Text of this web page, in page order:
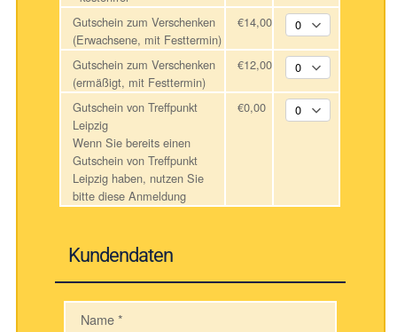
Gutschein zum Verschenken
(Erwachsene, mit Festtermin)
€14,00
Gutschein zum Verschenken
(ermäßigt, mit Festtermin)
€12,00
Gutschein von Treffpunkt
Leipzig
Wenn Sie bereits einen
Gutschein von Treffpunkt
Leipzig haben, nutzen Sie
bitte diese Anmeldung
€0,00
Kundendaten
Name*